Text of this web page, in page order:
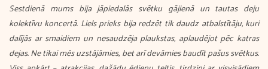
Sestdienā mums bija jāpiedalās svētku gājienā un tautas deju
kolektīvu koncertā. Liels prieks bija redzēt tik daudz atbalstītāju, kuri
dalījās ar smaidiem un nesaudzēja plaukstas, aplaudējot pēc katras
dejas. Ne tikai mēs uzstājāmies, bet arī devāmies baudīt pašus svētkus.